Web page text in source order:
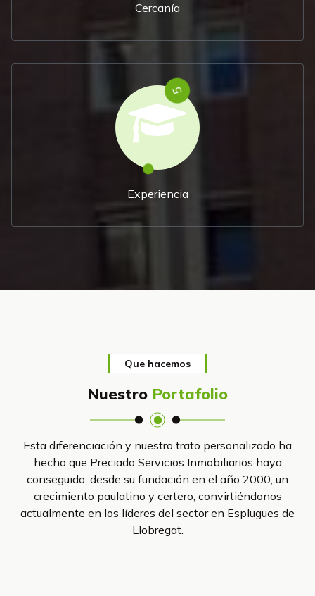
Cercanía
5
Experiencia
Que hacemos
Nuestro Portafolio
Esta diferenciación y nuestro trato personalizado ha
hecho que Preciado Servicios Inmobiliarios haya
conseguido, desde su fundación en el año 2000, un
crecimiento paulatino y certero, convirtiéndonos
actualmente en los líderes del sector en Esplugues de
Llobregat.